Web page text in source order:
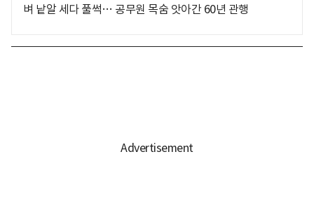
벼 낱알 세다 풀썩… 공무원 목숨 앗아간 60년 관행